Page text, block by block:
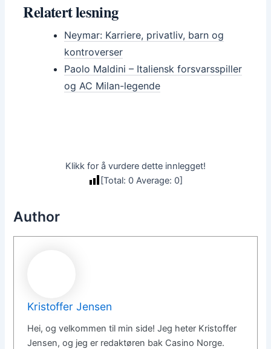
Relatert lesning
Neymar: Karriere, privatliv, barn og
kontroverser
Paolo Maldini – Italiensk forsvarsspiller
og AC Milan-legende
Klikk for å vurdere dette innlegget!
[Total: 0 Average: 0]
Author
Kristoffer Jensen
Hei, og velkommen til min side! Jeg heter Kristoffer
Jensen, og jeg er redaktøren bak Casino Norge.